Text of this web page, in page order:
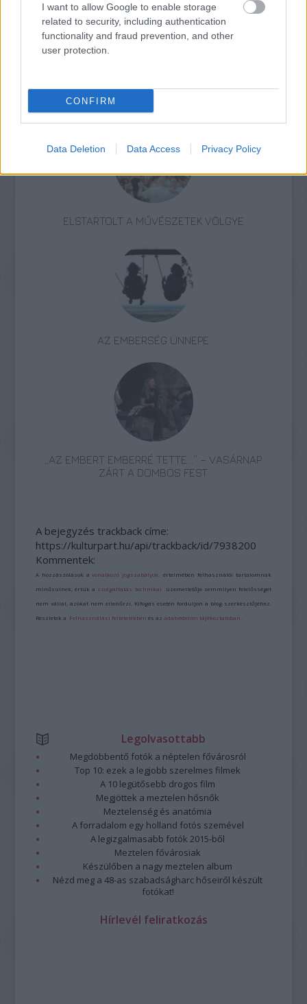
I want to allow Google to enable storage
related to security, including authentication
functionality and fraud prevention, and other
user protection.
CONFIRM
Data Deletion Data Access Privacy Policy
Forrás: MTI
Zene Nemzeti Színház
ELSTARTOLT A MŰVÉSZETEK VÖLGYE
AZ EMBERSÉG ÜNNEPE
„AZ EMBERT EMBERRÉ TETTE…” – VASÁRNAP
ZÁRT A DOMBOS FEST
A bejegyzés trackback címe:
https://kulturpart.hu/api/trackback/id/7938200
Kommentek:
A hozzászólások avonatkozó jogszabályok értelmében felhasználói tartalomnak
minősülnek, értük a szolgáltatás technikai üzemeltetője semmilyen felelősséget
nem vállal, azokat nem ellenőrzi. Kifogás esetén forduljon a blog szerkesztőjéhez.
Részletek a Felhasználási feltételekben és azadatvédelmi tájékoztatóban
Legolvasottabb
Megdöbbentő fotók a néptelen fővárosról
Top 10: ezek a legjobb szerelmes filmek
A 10 legütősebb drogos film
Megjöttek a meztelen hősnők
Meztelenség és anatómia
A forradalom egy holland fotós szemével
A legizgalmasabb fotók 2015-ből
Meztelen fővárosiak
Készülőben a nagy meztelen album
Nézd meg a 48-as szabadságharc hőseiről készült
fotókat!
Hírlevél feliratkozás